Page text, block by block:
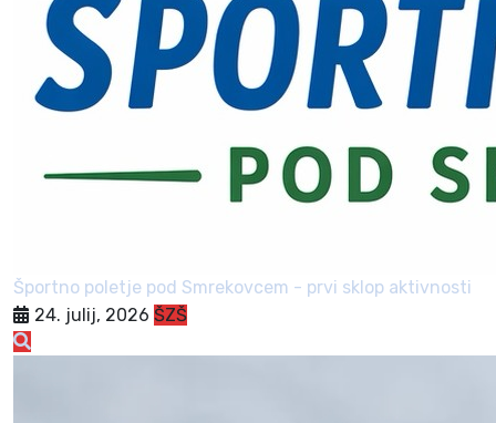
Športno poletje pod Smrekovcem - prvi sklop aktivnosti
24. julij, 2026 ŠZŠ